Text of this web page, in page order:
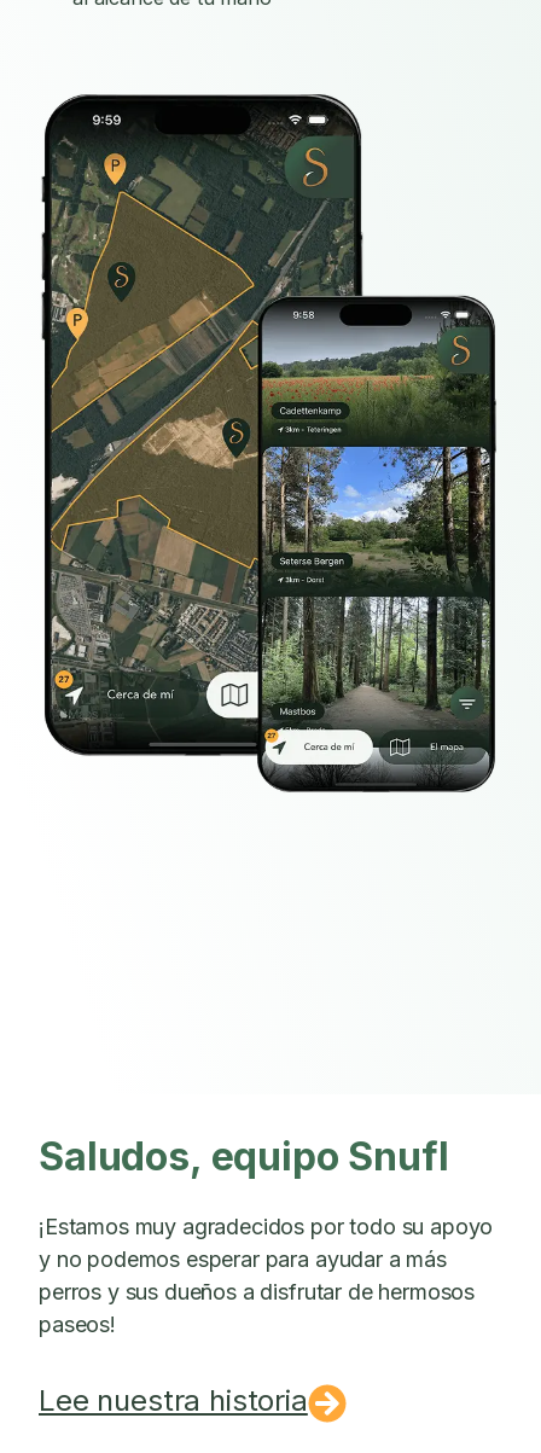
Saludos, equipo Snufl
¡Estamos muy agradecidos por todo su apoyo
y no podemos esperar para ayudar a más
perros y sus dueños a disfrutar de hermosos
paseos!
Lee nuestra historia